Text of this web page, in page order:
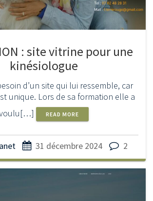
: site vitrine pour une
kinésiologue
d’un site qui lui ressemble, car
unique. Lors de sa formation elle a
READ MORE
31 décembre 2024 2